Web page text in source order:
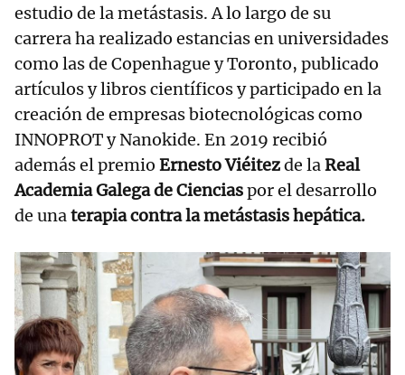
estudio de la metástasis. A lo largo de su
carrera ha realizado estancias en universidades
como las de Copenhague y Toronto, publicado
artículos y libros científicos y participado en la
creación de empresas biotecnológicas como
INNOPROT y Nanokide. En 2019 recibió
además el premio Ernesto Viéitezde laReal
Academia Galega de Cienciaspor el desarrollo
de unaterapia contra la metástasis hepática.